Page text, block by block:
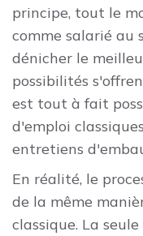
principe, tout le
comme salarié au
dénicher le
possibilités
est tout à fait
d'emploi
entretiens
En réalité, le
de la même
classique. La